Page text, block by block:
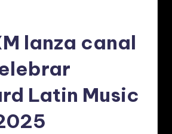
lanza canal
Latin Music